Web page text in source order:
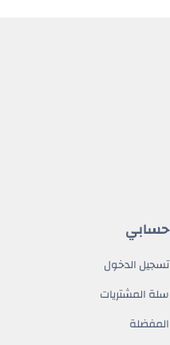
حسابي
تسجيل الدخول
سلة المشتريات
المفضلة